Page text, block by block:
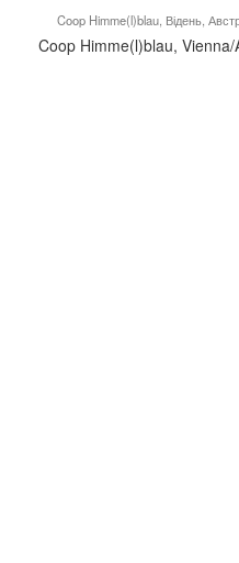
Coop Himme(l)blau, Відень,